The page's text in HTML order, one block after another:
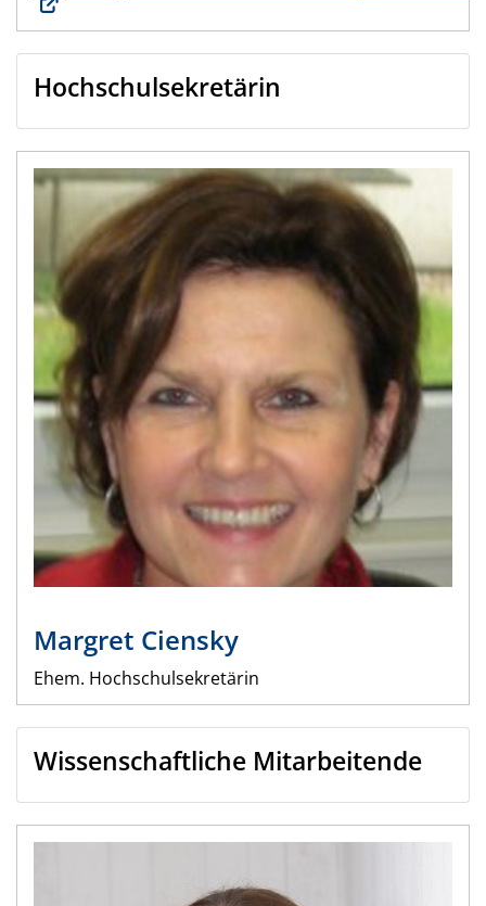
Hochschulsekretärin
Margret Ciensky
Ehem. Hochschulsekretärin
Wissenschaftliche Mitarbeitende